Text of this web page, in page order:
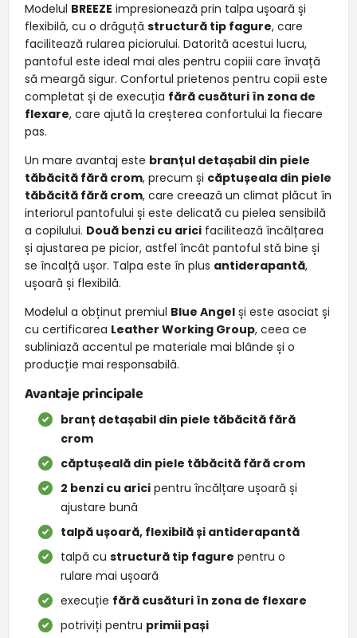
Modelul BREEZE impresionează prin talpa ușoară și
flexibilă, cu o drăguță structură tip fagure, care
facilitează rularea piciorului. Datorită acestui lucru,
pantoful este ideal mai ales pentru copiii care învață
să meargă sigur. Confortul prietenos pentru copii este
completat și de execuția fără cusături în zona de
flexare, care ajută la creșterea confortului la fiecare
pas.
Un mare avantaj este branțul detașabil din piele
tăbăcită fără crom, precum și căptușeala din piele
tăbăcită fără crom, care creează un climat plăcut în
interiorul pantofului și este delicată cu pielea sensibilă
a copilului. Două benzi cu aricifacilitează încălțarea
și ajustarea pe picior, astfel încât pantoful stă bine și
se încalță ușor. Talpa este în plus antiderapantă,
ușoară și flexibilă.
Modelul a obținut premiul Blue Angelși este asociat și
cu certificarea Leather Working Group, ceea ce
subliniază accentul pe materiale mai blânde și o
producție mai responsabilă.
Avantaje principale
branț detașabil din piele tăbăcită fără
crom
căptușeală din piele tăbăcită fără crom
2 benzi cu arici pentru încălțare ușoară și
ajustare bună
talpă ușoară, flexibilă și antiderapantă
talpă custructură tip fagure pentru o
rulare mai ușoară
execuție fără cusături în zona de flexare
potriviți pentru primii pași